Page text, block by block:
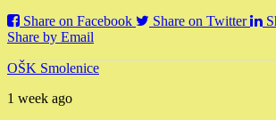
Share on Facebook
Share on Twitter
Share by Email
OŠK Smolenice
1 week ago